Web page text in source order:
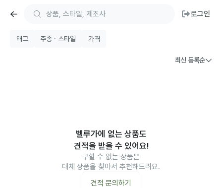
로그인
태그 주종 · 스타일 가격
최신 등록순
벨루가에 없는 상품도
견적을 받을 수 있어요!
구할 수 없는 상품은
대체 상품을 찾아서 추천해드려요.
견적 문의하기